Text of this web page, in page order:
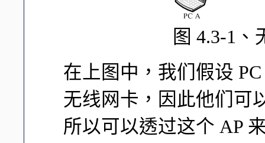
图 4.3-1
在上图中，我们假设
无线网卡，因此他们可
所以可以透过这个 AP